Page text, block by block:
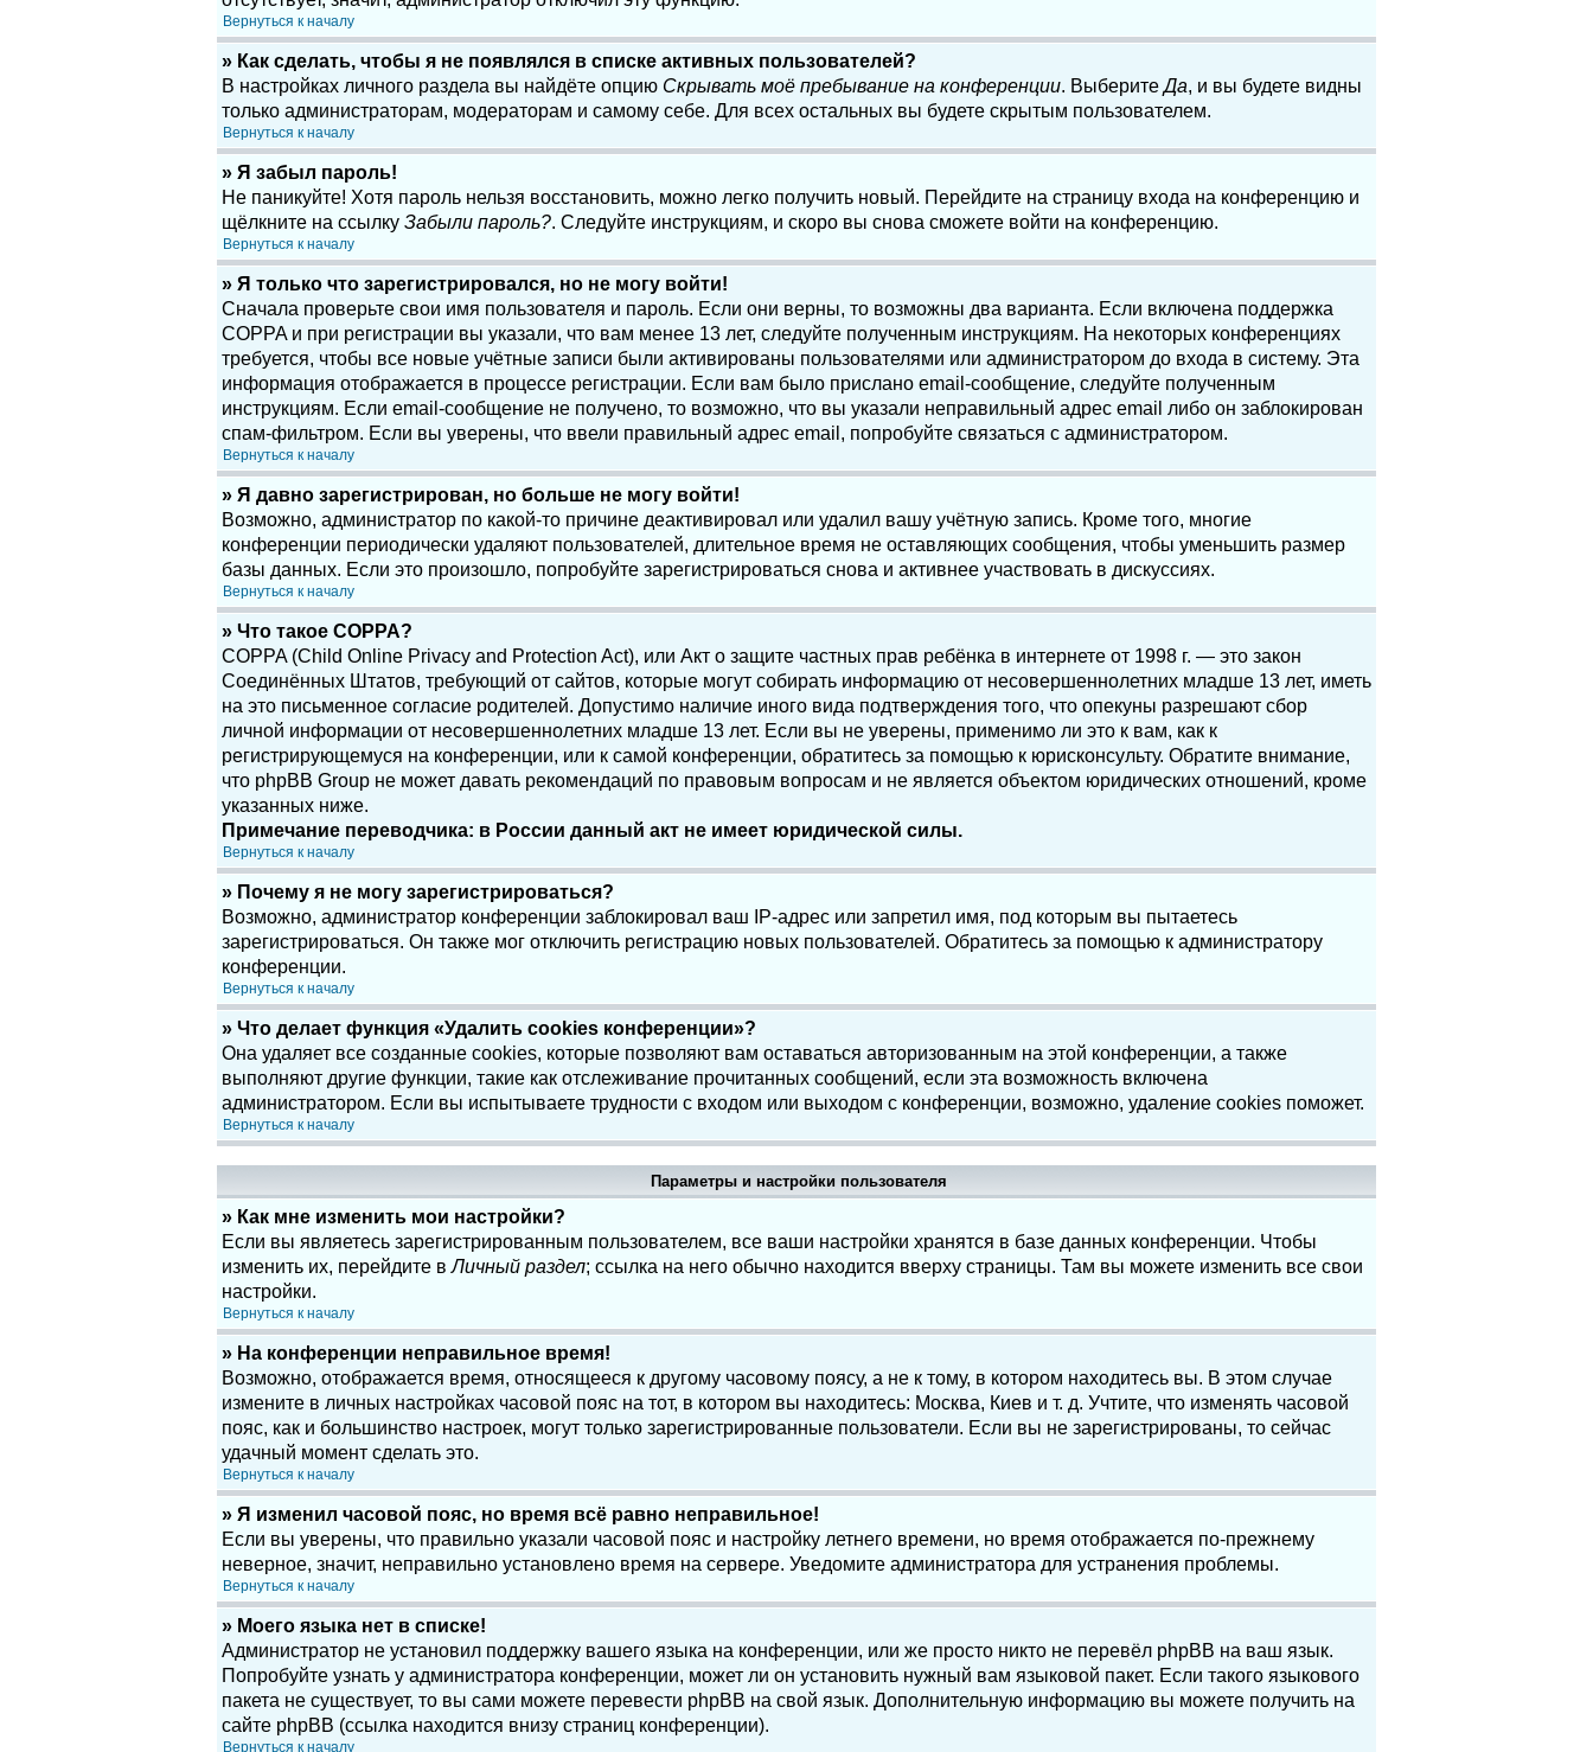
Вернуться к началу
» Как сделать, чтобы я не появлялся в списке активных пользователей?
В настройках личного раздела вы найдёте опцию Скрывать моё пребывание на конференции. ВыберитеДа, и вы будете видны
только администраторам, модераторам и самому себе. Для всех остальных вы будете скрытым пользователем.
Вернуться к началу
» Я забыл пароль!
Не паникуйте! Хотя пароль нельзя восстановить, можно легко получить новый. Перейдите на страницу входа на конференцию и
щёлкните на ссылку Забыли пароль?. Следуйте инструкциям, и скоро вы снова сможете войти на конференцию.
Вернуться к началу
» Я только что зарегистрировался, но не могу войти!
Сначала проверьте свои имя пользователя и пароль. Если они верны, то возможны два варианта. Если включена поддержка
COPPA и при регистрации вы указали, что вам менее 13 лет, следуйте полученным инструкциям. На некоторых конференциях
требуется, чтобы все новые учётные записи были активированы пользователями или администратором до входа в систему. Эта
информация отображается в процессе регистрации. Если вам было прислано email-сообщение, следуйте полученным
инструкциям. Если email-сообщение не получено, то возможно, что вы указали неправильный адрес email либо он заблокирован
спам-фильтром. Если вы уверены, что ввели правильный адрес email, попробуйте связаться с администратором.
Вернуться к началу
» Я давно зарегистрирован, но больше не могу войти!
Возможно, администратор по какой-то причине деактивировал или удалил вашу учётную запись. Кроме того, многие
конференции периодически удаляют пользователей, длительное время не оставляющих сообщения, чтобы уменьшить размер
базы данных. Если это произошло, попробуйте зарегистрироваться снова и активнее участвовать в дискуссиях.
Вернуться к началу
» Что такое COPPA?
COPPA (Child Online Privacy and Protection Act), или Акт о защите частных прав ребёнка в интернете от 1998 г. — это закон
Соединённых Штатов, требующий от сайтов, которые могут собирать информацию от несовершеннолетних младше 13 лет, иметь
на это письменное согласие родителей. Допустимо наличие иного вида подтверждения того, что опекуны разрешают сбор
личной информации от несовершеннолетних младше 13 лет. Если вы не уверены, применимо ли это к вам, как к
регистрирующемуся на конференции, или к самой конференции, обратитесь за помощью к юрисконсульту. Обратите внимание,
что phpBB Group не может давать рекомендаций по правовым вопросам и не является объектом юридических отношений, кроме
указанных ниже.
Примечание переводчика: в России данный акт не имеет юридической силы.
Вернуться к началу
» Почему я не могу зарегистрироваться?
Возможно, администратор конференции заблокировал ваш IP-адрес или запретил имя, под которым вы пытаетесь
зарегистрироваться. Он также мог отключить регистрацию новых пользователей. Обратитесь за помощью к администратору
конференции.
Вернуться к началу
» Что делает функция «Удалить cookies конференции»?
Она удаляет все созданные cookies, которые позволяют вам оставаться авторизованным на этой конференции, а также
выполняют другие функции, такие как отслеживание прочитанных сообщений, если эта возможность включена
администратором. Если вы испытываете трудности с входом или выходом с конференции, возможно, удаление cookies поможет.
Вернуться к началу
Параметры и настройки пользователя
» Как мне изменить мои настройки?
Если вы являетесь зарегистрированным пользователем, все ваши настройки хранятся в базе данных конференции. Чтобы
изменить их, перейдите вЛичный раздел; ссылка на него обычно находится вверху страницы. Там вы можете изменить все свои
настройки.
Вернуться к началу
» На конференции неправильное время!
Возможно, отображается время, относящееся к другому часовому поясу, а не к тому, в котором находитесь вы. В этом случае
измените в личных настройках часовой пояс на тот, в котором вы находитесь: Москва, Киев и т. д. Учтите, что изменять часовой
пояс, как и большинство настроек, могут только зарегистрированные пользователи. Если вы не зарегистрированы, то сейчас
удачный момент сделать это.
Вернуться к началу
» Я изменил часовой пояс, но время всё равно неправильное!
Если вы уверены, что правильно указали часовой пояс и настройку летнего времени, но время отображается по-прежнему
неверное, значит, неправильно установлено время на сервере. Уведомите администратора для устранения проблемы.
Вернуться к началу
» Моего языка нет в списке!
Администратор не установил поддержку вашего языка на конференции, или же просто никто не перевёл phpBB на ваш язык.
Попробуйте узнать у администратора конференции, может ли он установить нужный вам языковой пакет. Если такого языкового
пакета не существует, то вы сами можете перевести phpBB на свой язык. Дополнительную информацию вы можете получить на
сайте phpBB (ссылка находится внизу страниц конференции).
Вернуться к началу